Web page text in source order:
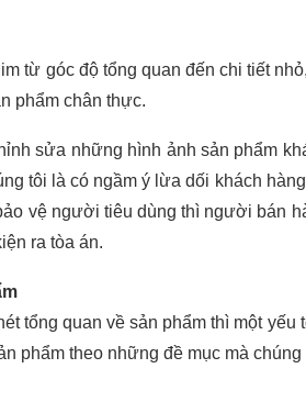
từ góc độ tổng quan đến chi tiết
phẩm chân thực.
sửa những hình ảnh sản phẩm
tôi là có ngầm ý lừa dối khách
vệ người tiêu dùng thì người bán
ra tòa án.
tổng quan về sản phẩm thì một yếu
phẩm theo những đề mục mà